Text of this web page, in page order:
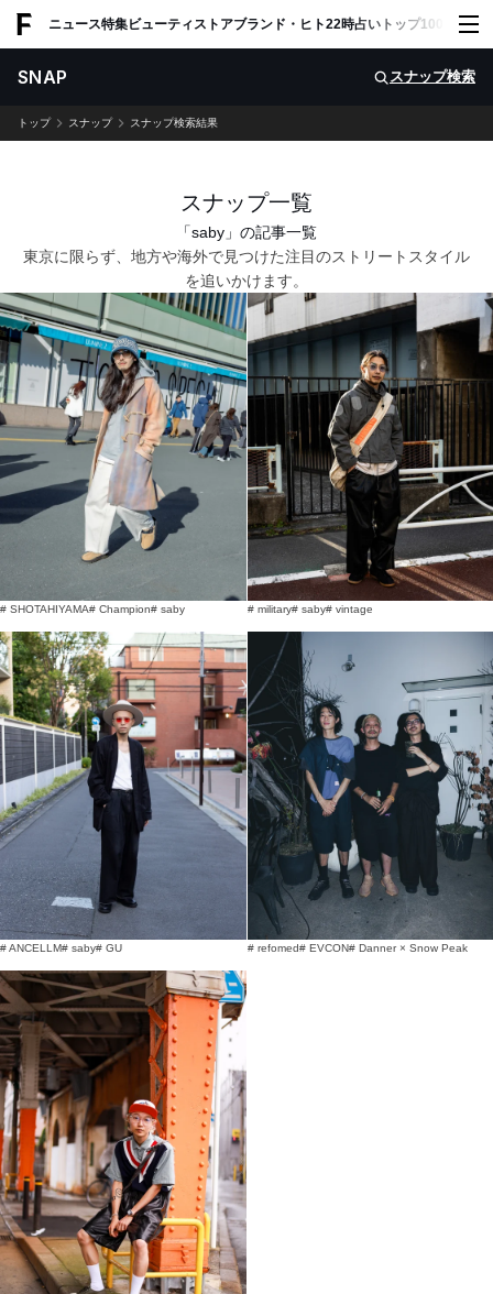
ニュース特集ビューティ ストアブランド・ヒト22時占い トップ100 スナッ
SNAP スナップ検索
トップ スナップ スナップ検索結果
スナップ一覧
「saby」の記事一覧
東京に限らず、地方や海外で見つけた注目のストリートスタイル
を追いかけます。
# SHOTAHIYAMA# Champion# saby # military# saby# vintage
# ANCELLM# saby# GU # refomed# EVCON# Danner × Snow Peak